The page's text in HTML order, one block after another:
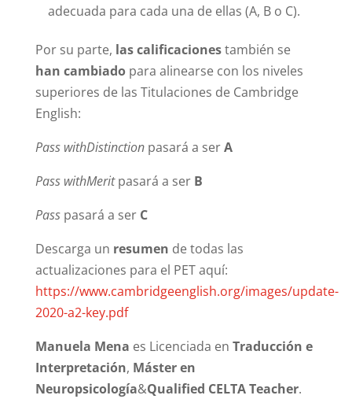
adecuada para cada una de ellas (A, B o C).
Por su parte, las calificacionestambién se
han cambiadopara alinearse con los niveles
superiores de las Titulaciones de Cambridge
English:
Pass withDistinctionpasará a serA
Pass withMeritpasará a ser B
Passpasará a ser C
Descarga un resumen de todas las
actualizaciones para el PET aquí:
https://www.cambridgeenglish.org/images/update-
2020-a2-key.pdf
Manuela Mena es Licenciada en Traducción e
Interpretación, Máster en
Neuropsicología&Qualified CELTA Teacher.